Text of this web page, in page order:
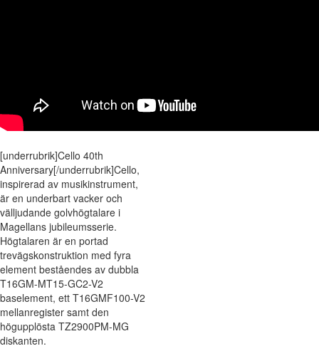
[underrubrik]Cello 40th
Anniversary[/underrubrik]Cello,
inspirerad av musikinstrument,
är en underbart vacker och
välljudande golvhögtalare i
Magellans jubileumsserie.
Högtalaren är en portad
trevägskonstruktion med fyra
element beståendes av dubbla
T16GM-MT15-GC2-V2
baselement, ett T16GMF100-V2
mellanregister samt den
högupplösta TZ2900PM-MG
diskanten.